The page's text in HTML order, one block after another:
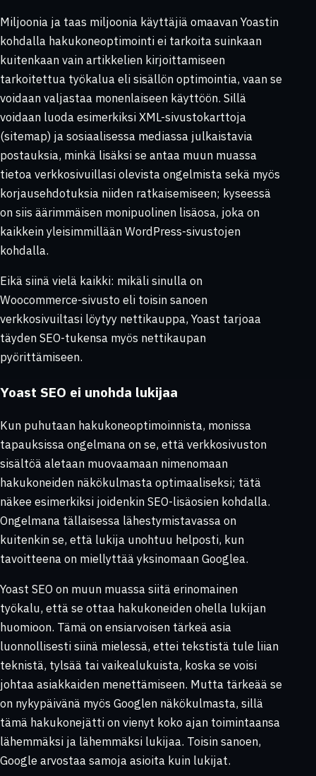
Miljoonia ja taas miljoonia käyttäjiä omaavan Yoastin
kohdalla hakukoneoptimointi ei tarkoita suinkaan
kuitenkaan vain artikkelien kirjoittamiseen
tarkoitettua työkalua eli sisällön optimointia, vaan se
voidaan valjastaa monenlaiseen käyttöön. Sillä
voidaan luoda esimerkiksi XML-sivustokarttoja
(sitemap) ja sosiaalisessa mediassa julkaistavia
postauksia, minkä lisäksi se antaa muun muassa
tietoa verkkosivuillasi olevista ongelmista sekä myös
korjausehdotuksia niiden ratkaisemiseen; kyseessä
on siis äärimmäisen monipuolinen lisäosa, joka on
kaikkein yleisimmillään WordPress-sivustojen
kohdalla.
Eikä siinä vielä kaikki: mikäli sinulla on
Woocommerce-sivusto eli toisin sanoen
verkkosivuiltasi löytyy nettikauppa, Yoast tarjoaa
täyden SEO-tukensa myös nettikaupan
pyörittämiseen.
Yoast SEO ei unohda lukijaa
Kun puhutaan hakukoneoptimoinnista, monissa
tapauksissa ongelmana on se, että verkkosivuston
sisältöä aletaan muovaamaan nimenomaan
hakukoneiden näkökulmasta optimaaliseksi; tätä
näkee esimerkiksi joidenkin SEO-lisäosien kohdalla.
Ongelmana tällaisessa lähestymistavassa on
kuitenkin se, että lukija unohtuu helposti, kun
tavoitteena on miellyttää yksinomaan Googlea.
Yoast SEO on muun muassa siitä erinomainen
työkalu, että se ottaa hakukoneiden ohella lukijan
huomioon. Tämä on ensiarvoisen tärkeä asia
luonnollisesti siinä mielessä, ettei tekstistä tule liian
teknistä, tylsää tai vaikealukuista, koska se voisi
johtaa asiakkaiden menettämiseen. Mutta tärkeää se
on nykypäivänä myös Googlen näkökulmasta, sillä
tämä hakukonejätti on vienyt koko ajan toimintaansa
lähemmäksi ja lähemmäksi lukijaa. Toisin sanoen,
Google arvostaa samoja asioita kuin lukijat.